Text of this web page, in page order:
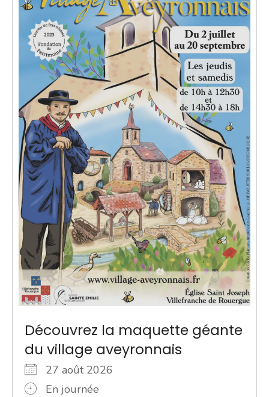
Découvrez la maquette géante
du village aveyronnais
27 août 2026
En journée